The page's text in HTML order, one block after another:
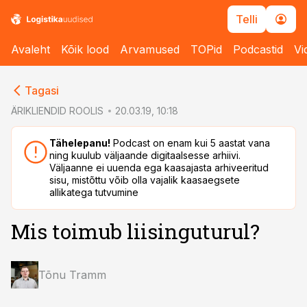
Telli
Avaleht Kõik lood Arvamused TOPid Podcastid
Tagasi
ÄRIKLIENDID ROOLIS 20.03.19, 10:18
Tähelepanu! Podcast on enam kui 5 aastat vana
ning kuulub väljaande digitaalsesse arhiivi.
Väljaanne ei uuenda ega kaasajasta arhiveeritud
sisu, mistõttu võib olla vajalik kaasaegsete
allikatega tutvumine
Mis toimub liisinguturul?
Tõnu Tramm